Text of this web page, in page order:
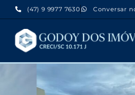
(47) 9 9977 7630 Conversar